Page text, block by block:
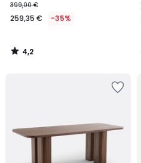
399,00 €
259,35 € -35%
4,2
/